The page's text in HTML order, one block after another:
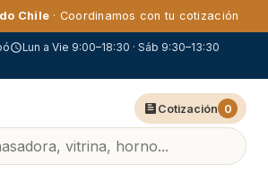
Chile · Coordinamos con tu cotización
Lun a Vie 9:00–18:30 · Sáb 9:30–13:30
Cotización 0